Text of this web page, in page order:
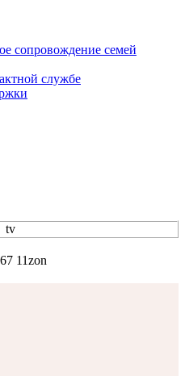
сопровождение семей
службе